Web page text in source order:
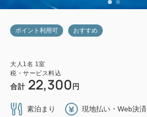
ポイント利用可 おすすめ
大人 1 名 1 室
税・サービス料込
合計 22,300 円
素泊まり 現地払い・Web決済